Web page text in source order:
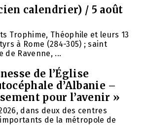
calendrier) / 5 août
Trophime, Théophile et leurs 13
à Rome (284-305) ; saint
de Ravenne, ...
de l’Église
d’Albanie –
pour l’avenir »
dans deux des centres
de la métropole de